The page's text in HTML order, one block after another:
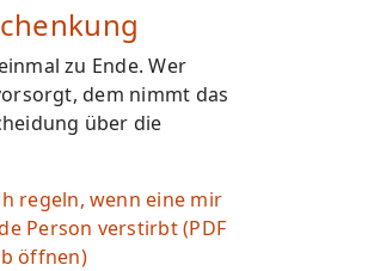
zu Ende. Wer
dem nimmt das
über die
regeln, wenn eine mir
Person verstirbt (PDF
öffnen)